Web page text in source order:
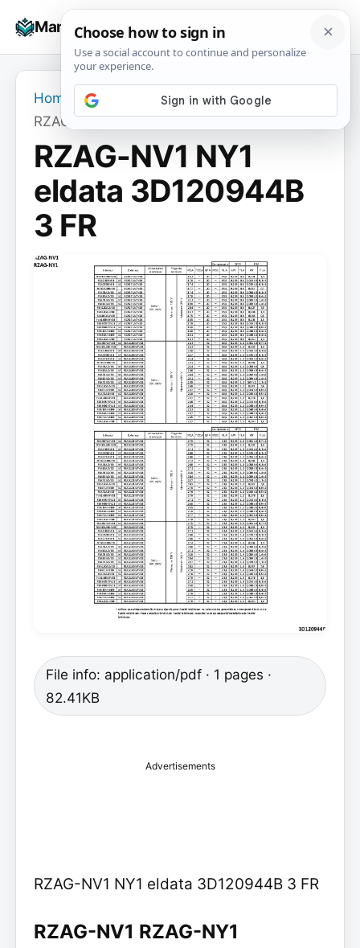
Manuals+
☰
Home
RZAG-NV1 NY1 eldata 3D120944B 3 FR
RZAG-NV1 NY1
eldata 3D120944B
3 FR
File info: application/pdf · 1 pages ·
82.41KB
Advertisements
RZAG-NV1 NY1 eldata 3D120944B 3 FR
RZAG-NV1 RZAG-NY1